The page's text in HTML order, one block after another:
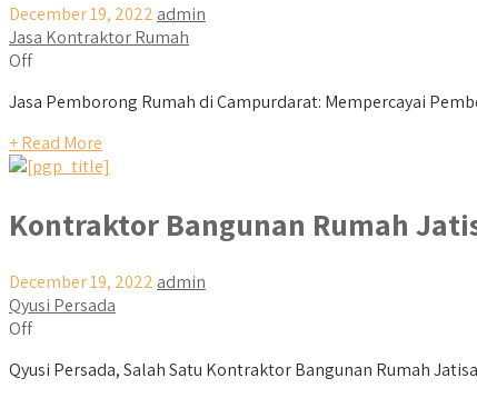
December 19, 2022 admin
Jasa Kontraktor Rumah
Off
Jasa Pemborong Rumah di Campurdarat: Mempercayai
+ Read More
Kontraktor Bangunan Rumah
December 19, 2022 admin
Qyusi Persada
Off
Qyusi Persada, Salah Satu Kontraktor Bangunan Rumah